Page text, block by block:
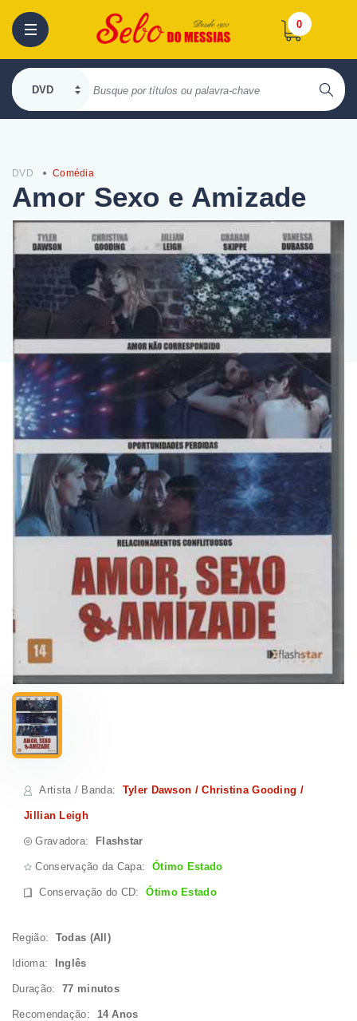
0
DVD Comédia
Amor Sexo e Amizade
Artista / Banda: Tyler Dawson / Christina Gooding /
Jillian Leigh
Gravadora: Flashstar
Conservação da Capa: Ótimo Estado
Conservação do CD:Ótimo Estado
Região: Todas (All)
Idioma: Inglês
Duração: 77 minutos
Recomendação: 14 Anos